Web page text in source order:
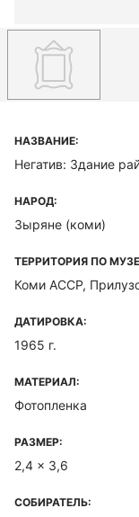
НАЗВАНИЕ:
Негатив: Здание
НАРОД:
Зыряне (коми)
ТЕРРИТОРИЯ ПО
Коми ACCP,
ДАТИРОВКА:
1965 г.
МАТЕРИАЛ:
Фотопленка
РАЗМЕР:
2,4 x 3,6
СОБИРАТЕЛЬ: